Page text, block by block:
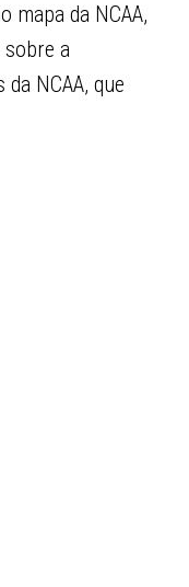
mapa da NCAA,
a
NCAA, que